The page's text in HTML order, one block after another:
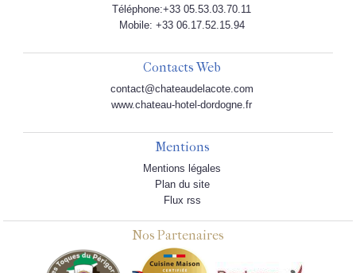
Téléphone:+33 05.53.03.70.11
Mobile: +33 06.17.52.15.94
Contacts Web
contact@chateaudelacote.com
www.chateau-hotel-dordogne.fr
Mentions
Mentions légales
Plan du site
Flux rss
Nos Partenaires